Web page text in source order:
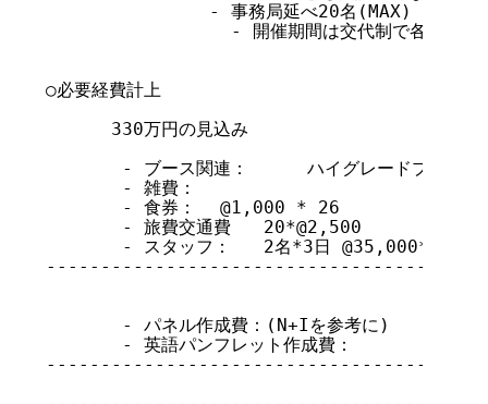
               - 事務局延べ20名(MAX)
- 開催期間は交代制で各課より
○必要経費計上
      330万円の見込み
       - ブース関連：	ハイグレードプラン     813,000円
       - 雑費：				       150,000円
       - 食券：	@1,000 * 26		       260,000円
       - 旅費交通費   20*@2,500		        50,000円
- スタッフ：   2名*3日 @35,000*2名*3
- パネル作成費：(N+Iを参考に)
- 英語パンフレット作成費：